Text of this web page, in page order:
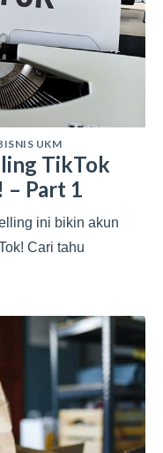
UKM
TikTok
– Part 1
ini bikin akun
Cari tahu